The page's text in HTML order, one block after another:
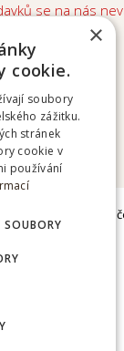
se na nás
pro
×
cookie.
soubory
zážitku.
stránek
cookie v
používání